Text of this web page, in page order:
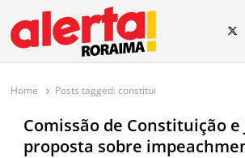
conteúdo
O maior portal de notícias
O Alerta Roraima é seu portal de notícias
e todo o estado de Roraima. Fique sempre
Home Posts tagged:constitui
Comissão de Constituição e
proposta sobre